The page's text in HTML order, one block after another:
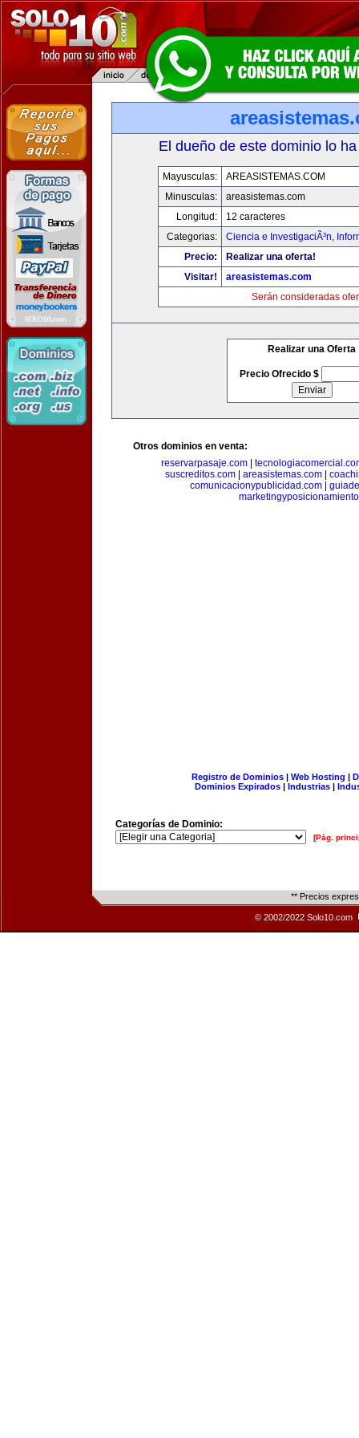
El dueño de este dominio lo
Mayusculas:
AREASISTEMAS.COM
Minusculas:
areasistemas.com
Longitud:
12 caracteres
Categorias:
Ciencia e InvestigaciÃ³n,
Precio:
Realizar una oferta!
Visitar!
areasistemas.com
Serán consideradas
Realizar una Oferta
Precio Ofrecido $
Otros dominios en venta:
reservarpasaje.com
suscreditos.com
areasistemas.com
comunicacionypublicidad.com
Registro de Dominios| Web Hosting |
Dominios Expirados | Industrias |
Categorías de Dominio:
[Pág.
** Precios
© 2002/2022 Solo10.com